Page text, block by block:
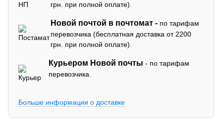
грн. при полной оплате).
Новой почтой в почтомат - по тарифам
перевозчика (бесплатная доставка от 2200
грн. при полной оплате).
Курьером Новой почты - по тарифам
перевозчика.
Больше информации о доставке